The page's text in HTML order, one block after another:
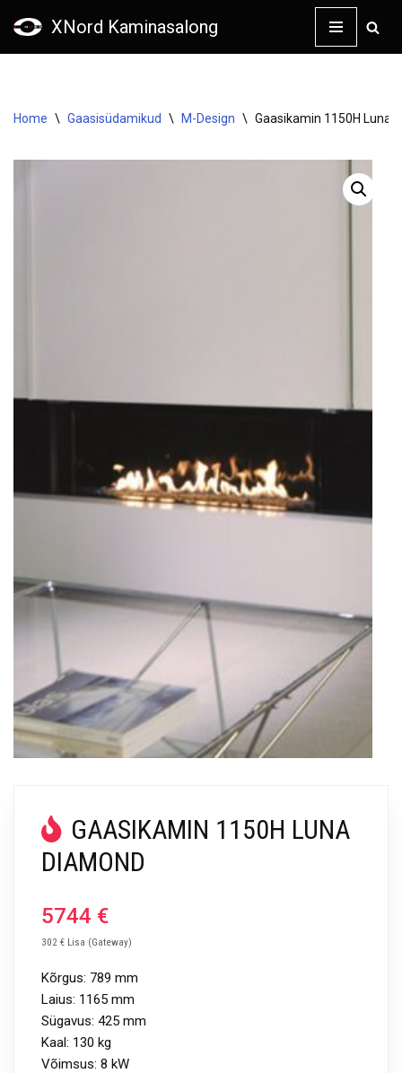
XNord Kaminasalong
Home \ Gaasisüdamikud \ M-Design \ Gaasikamin 1150H Luna
GAASIKAMIN 1150H LUNA
DIAMOND
5744 €
302 € Lisa (Gateway)
Kõrgus: 789 mm
Laius: 1165 mm
Sügavus: 425 mm
Kaal: 130 kg
Võimsus: 8 kW